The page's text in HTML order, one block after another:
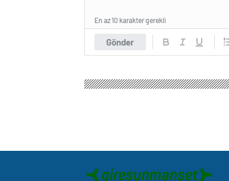
Gönder
İzmir
Metrosu’nu